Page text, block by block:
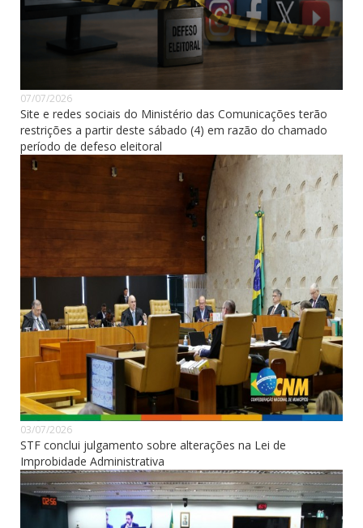
07/07/2026
Site e redes sociais do Ministério das Comunicações terão
restrições a partir deste sábado (4) em razão do chamado
período de defeso eleitoral
03/07/2026
STF conclui julgamento sobre alterações na Lei de
Improbidade Administrativa